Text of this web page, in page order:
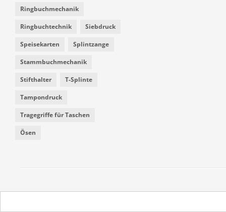
Ringbuchmechanik
Ringbuchtechnik Siebdruck
Speisekarten Splintzange
Stammbuchmechanik
Stifthalter T-Splinte
Tampondruck
Tragegriffe für Taschen
Ösen